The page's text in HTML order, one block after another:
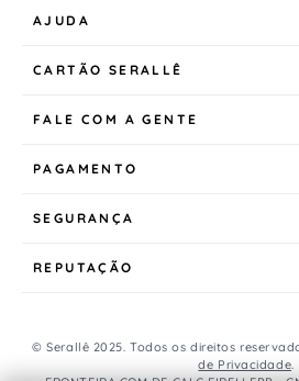
AJUDA
CARTÃO SERALLÊ
FALE COM A GENTE
PAGAMENTO
SEGURANÇA
REPUTAÇÃO
© Serallê 2025. Todos os direitos
de Privacidade.